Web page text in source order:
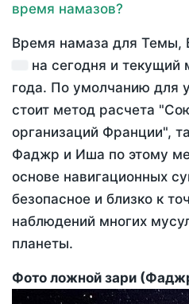
время намазов?
Время намаза для Темы,
на сегодня и текущий
года. По умолчанию для
стоит метод расчета
организаций Франции",
Фаджр и Иша по этому
основе навигационных
безопасное и близко к
наблюдений многих
планеты.
Фото ложной зари